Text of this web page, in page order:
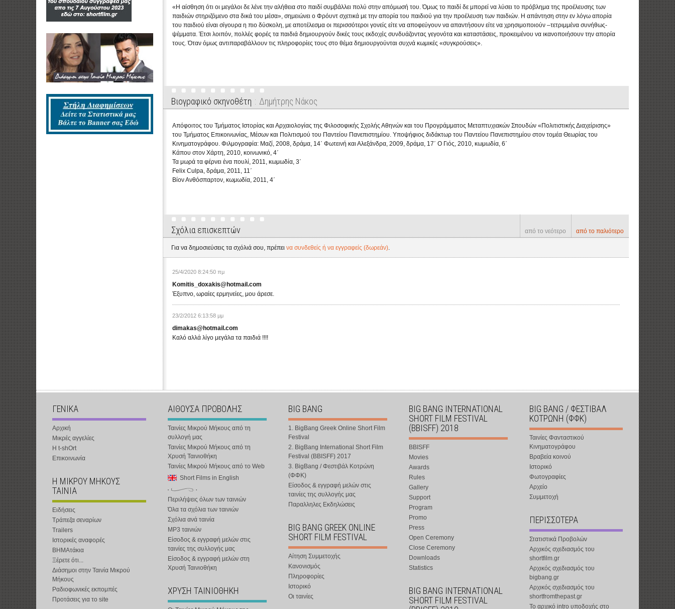
«Η αίσθηση ότι οι μεγάλοι δε λένε την αλήθεια στο παιδί συμβάλλει πολύ στην απόμωσή του. Όμως το παιδί δε μπορεί να λύσει το πρόβλημα της προέλευσης των
παιδιών στηριζόμενο στα δικά του μέσα», σημειώνει ο Φρόυντ σχετικά με την απορία του παιδιού για την προέλευση των παιδιών. Η απάντηση στην εν λόγω απορία
του παιδιού είναι σίγουρα η πιο δύσκολη, με αποτέλεσμα οι περισσότεροι γονείς είτε να αποφεύγουν να απαντήσουν είτε να χρησιμοποιούν –τετριμμένα συνήθως-
ψέμματα. Έτσι λοιπόν, πολλές φορές τα παιδιά δημιουργούν δικές τους εκδοχές συνδυάζοντας γεγονότα και καταστάσεις, προκειμένου να ικανοποιήσουν την απορία
τους. Όταν όμως αντιπαραβάλλουν τις πληροφορίες τους στο θέμα δημιουργούνται συχνά κωμικές «συγκρούσεις».
Βιογραφικό σκηνοθέτη Δημήτρης Νάκος
Απόφοιτος του Τμήματος Ιστορίας και Αρχαιολογίας της Φιλοσοφικής Σχολής Αθηνών και του Προγράμματος Μεταπτυχιακών Σπουδών «Πολιτιστικής Διαχείρισης»
του Τμήματος Επικοινωνίας, Μέσων και Πολιτισμού του Παντείου Πανεπιστημίου. Υποψήφιος διδάκτωρ του Παντείου Πανεπιστημίου στον τομέα Θεωρίας του
Κινηματογράφου. Φιλμογραφία: Μαζί, 2008, δράμα, 14΄ Φωτεινή και Αλεξάνδρα, 2009, δράμα, 17΄ Ο Γιός, 2010, κωμωδία, 6΄
Κάπου στον Χάρτη, 2010, κοινωνικό, 4΄
Τα μωρά τα φέρνει ένα πουλί, 2011, κωμωδία, 3΄
Felix Culpa, δράμα, 2011, 11΄
Βίον Ανθόσπαρτον, κωμωδία, 2011, 4΄
Σχόλια επισκεπτών από το νεότερο από το παλιότερο
Για να δημοσιεύσεις τα σχόλιά σου, πρέπει να συνδεθείς ή να εγγραφείς (δωρεάν).
25/4/2020 8:24:50 πμ
Komitis_doxakis@hotmail.com
Έξυπνο, ωραίες ερμηνείες, μου άρεσε.
23/2/2012 6:13:58 μμ
dimakas@hotmail.com
Καλό αλλά λίγο μεγάλα τα παιδιά !!!!
ΓΕΝΙΚΑ
Αρχική
Μικρές αγγελίες
Η t-shOrt
Επικοινωνία
Η ΜΙΚΡΟΥ ΜΗΚΟΥΣ
ΤΑΙΝΙΑ
Ειδήσεις
Τράπεζα σεναρίων
Trailers
Ιστορικές αναφορές
ΒΗΜΑτάκια
Ξέρετε ότι...
Διάσημοι στην Ταινία Μικρού
Μήκους
Ραδιοφωνικές εκπομπές
Προτάσεις για το site
ΑΙΘΟΥΣΑ ΠΡΟΒΟΛΗΣ
Ταινίες Μικρού Μήκους από τη
συλλογή μας
Ταινίες Μικρού Μήκους από τη
Χρυσή Ταινιοθήκη
Ταινίες Μικρού Μήκους από το Web
Short Films in English
Περιλήψεις όλων των ταινιών
Όλα τα σχόλια των ταινιών
Σχόλια ανά ταινία
MP3 ταινιών
Είσοδος & εγγραφή μελών στις
ταινίες της συλλογής μας
Είσοδος & εγγραφή μελών στη
Χρυσή Ταινιοθήκη
ΧΡΥΣΗ ΤΑΙΝΙΟΘΗΚΗ
BIG BANG
1. BigBang Greek Online Short Film
Festival
2. BigBang International Short Film
Festival (BBISFF) 2017
3. BigBang / Φεστιβάλ Κοτρώνη
(ΦΦΚ)
Είσοδος & εγγραφή μελών στις
ταινίες της συλλογής μας
Παραλληλες Εκδηλώσεις
BIG BANG GREEK ONLINE
SHORT FILM FESTIVAL
Αίτηση Συμμετοχής
Κανονισμός
Πληροφορίες
Ιστορικό
Οι ταινίες
BIG BANG INTERNATIONAL
SHORT FILM FESTIVAL
(BBISFF) 2018
BBISFF
Movies
Awards
Rules
Gallery
Support
Program
Promo
Press
Open Ceremony
Close Ceremony
Downloads
Statistics
BIG BANG INTERNATIONAL
SHORT FILM FESTIVAL
BIG BANG / ΦΕΣΤΙΒΑΛ
ΚΟΤΡΩΝΗ (ΦΦΚ)
Ταινίες Φανταστικού
Κινηματογράφου
Βραβεία κοινού
Ιστορικό
Φωτογραφίες
Αρχείο
Συμμετοχή
ΠΕΡΙΣΣΟΤΕΡΑ
Στατιστικά Προβολών
Αρχικός σχεδιασμός του
shortfilm.gr
Αρχικός σχεδιασμός του
bigbang.gr
Αρχικός σχεδιασμός του
shortfromthepast.gr
Το αρχικό intro υποδοχής στο